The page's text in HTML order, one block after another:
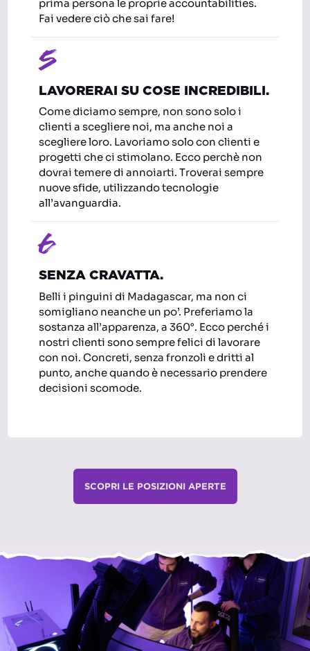
prima persona le proprie accountabilities.
Fai vedere ciò che sai fare!
5
LAVORERAI SU COSE INCREDIBILI.
Come diciamo sempre, non sono solo i
clienti a scegliere noi, ma anche noi a
scegliere loro. Lavoriamo solo con clienti e
progetti che ci stimolano. Ecco perchè non
dovrai temere di annoiarti. Troverai sempre
nuove sfide, utilizzando tecnologie
all’avanguardia.
6
SENZA CRAVATTA.
Belli i pinguini di Madagascar, ma non ci
somigliano neanche un po’. Preferiamo la
sostanza all’apparenza, a 360°. Ecco perché i
nostri clienti sono sempre felici di lavorare
con noi. Concreti, senza fronzoli e dritti al
punto, anche quando è necessario prendere
decisioni scomode.
SCOPRI LE POSIZIONI APERTE